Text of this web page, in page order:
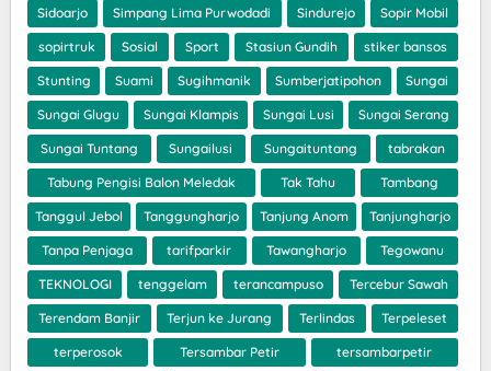
Sidoarjo Simpang Lima Purwodadi Sindurejo Sopir Mobil
sopirtruk Sosial Sport Stasiun Gundih stiker bansos
Stunting Suami Sugihmanik Sumberjatipohon Sungai
Sungai Glugu Sungai Klampis Sungai Lusi Sungai Serang
Sungai Tuntang Sungailusi Sungaituntang tabrakan
Tabung Pengisi Balon Meledak Tak Tahu Tambang
Tanggul Jebol Tanggungharjo Tanjung Anom Tanjungharjo
Tanpa Penjaga tarifparkir Tawangharjo Tegowanu
TEKNOLOGI tenggelam terancampuso Tercebur Sawah
Terendam Banjir Terjun ke Jurang Terlindas Terpeleset
terperosok Tersambar Petir tersambarpetir